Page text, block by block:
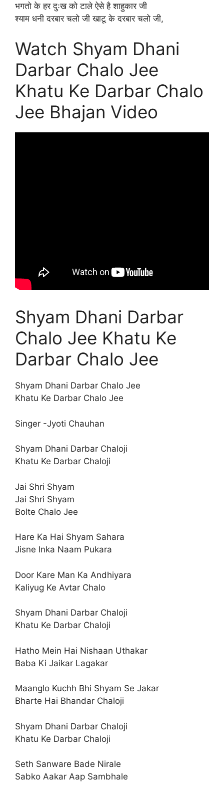
भगतो के हर दुःख को टाले ऐसे है शाहुकार जी
श्याम धनी दरबार चलो जी खाटू के दरबार चलो जी,
Watch Shyam Dhani
Darbar Chalo Jee
Khatu Ke Darbar Chalo
Jee Bhajan Video
Shyam Dhani Darbar
Chalo Jee Khatu Ke
Darbar Chalo Jee
Shyam Dhani Darbar Chalo Jee
Khatu Ke Darbar Chalo Jee
Singer -Jyoti Chauhan
Shyam Dhani Darbar Chaloji
Khatu Ke Darbar Chaloji
Jai Shri Shyam
Jai Shri Shyam
Bolte Chalo Jee
Hare Ka Hai Shyam Sahara
Jisne Inka Naam Pukara
Door Kare Man Ka Andhiyara
Kaliyug Ke Avtar Chalo
Shyam Dhani Darbar Chaloji
Khatu Ke Darbar Chaloji
Hatho Mein Hai Nishaan Uthakar
Baba Ki Jaikar Lagakar
Maanglo Kuchh Bhi Shyam Se Jakar
Bharte Hai Bhandar Chaloji
Shyam Dhani Darbar Chaloji
Khatu Ke Darbar Chaloji
Seth Sanware Bade Nirale
Sabko Aakar Aap Sambhale